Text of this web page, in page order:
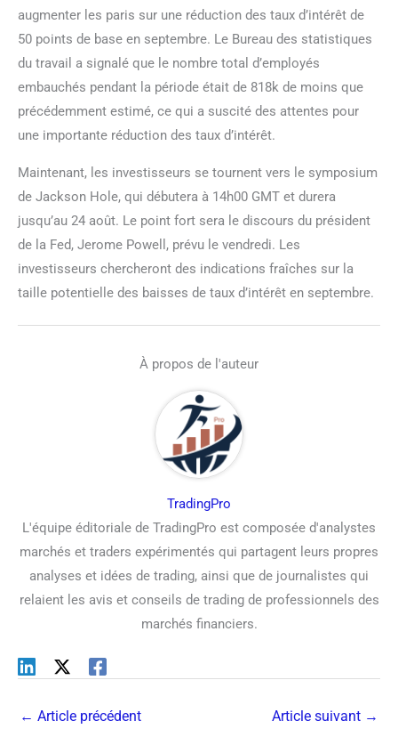
augmenter les paris sur une réduction des taux d’intérêt de
50 points de base en septembre. Le Bureau des statistiques
du travail a signalé que le nombre total d’employés
embauchés pendant la période était de 818k de moins que
précédemment estimé, ce qui a suscité des attentes pour
une importante réduction des taux d’intérêt.
Maintenant, les investisseurs se tournent vers le symposium
de Jackson Hole, qui débutera à 14h00 GMT et durera
jusqu’au 24 août. Le point fort sera le discours du président
de la Fed, Jerome Powell, prévu le vendredi. Les
investisseurs chercheront des indications fraîches sur la
taille potentielle des baisses de taux d’intérêt en septembre.
À propos de l'auteur
TradingPro
L'équipe éditoriale de TradingPro est composée d'analystes
marchés et traders expérimentés qui partagent leurs propres
analyses et idées de trading, ainsi que de journalistes qui
relaient les avis et conseils de trading de professionnels des
marchés financiers.
← Article précédent Article suivant →